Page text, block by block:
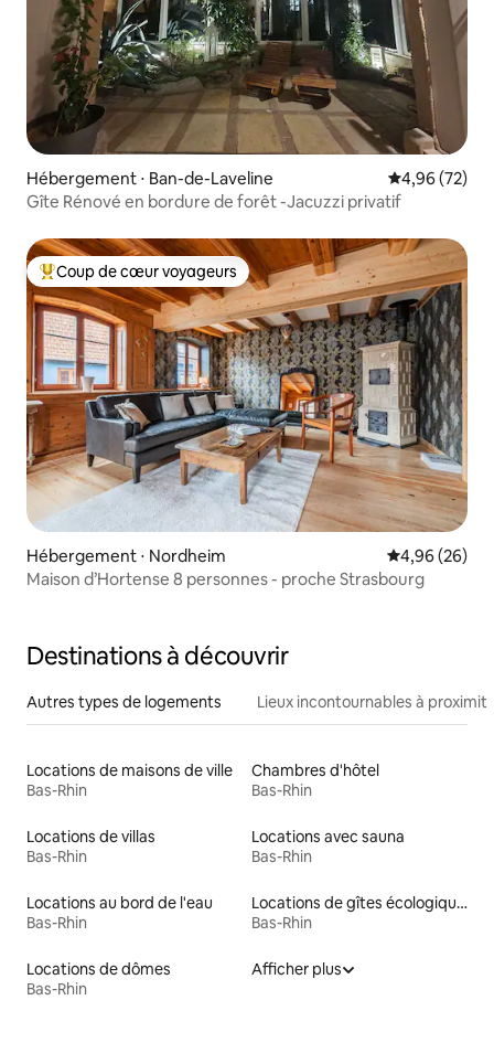
Hébergement ⋅ Ban-de-Laveline Évaluation
4,96 (72)
Gîte Rénové en bordure de forêt -Jacuzzi privatif
Coups de cœur voyageurs les plus appréciés
Coup de cœur voyageurs
Hébergement ⋅ Nordheim Évaluation
4,96 (26)
Maison d’Hortense 8 personnes - proche Strasbourg
Destinations à découvrir
Autres types de logements Lieux incontournables à
Locations de maisons de ville
Bas-Rhin
Chambres d'hôtel
Bas-Rhin
Locations de villas
Bas-Rhin
Locations avec sauna
Bas-Rhin
Locations au bord de l'eau
Bas-Rhin
Locations de gîtes écologiques
Bas-Rhin
Locations de dômes
Bas-Rhin
Afficher plus